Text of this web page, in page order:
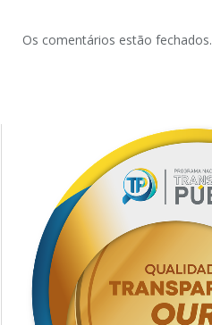
Os comentários estão fechados.